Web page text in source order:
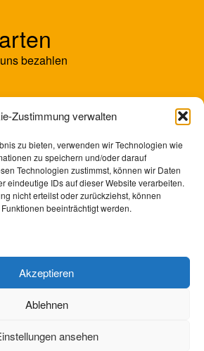
Zustimmung verwalten
zu bieten, verwenden wir Technologien wie
zu speichern und/oder darauf
Technologien zustimmst, können wir Daten
eindeutige IDs auf dieser Website verarbeiten.
nicht erteilst oder zurückziehst, können
beeinträchtigt werden.
Akzeptieren
Ablehnen
ansehen
bezahlen
Visa)
2026
Erstellt mit WooCommerce